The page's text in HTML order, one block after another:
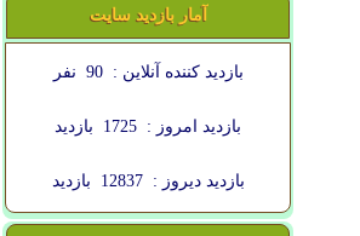
آمار بازدید سایت
بازدید کننده آنلاین : 90 نفر
بازدید امروز : 1725 بازدید
بازدید دیروز : 12837 بازدید